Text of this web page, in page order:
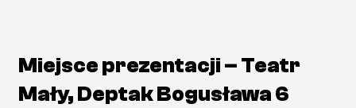
Miejsce prezentacji – Teatr
Mały, Deptak Bogusława 6